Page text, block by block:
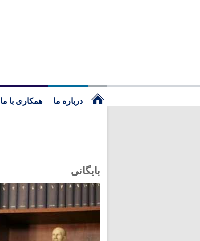
درباره ما همکاری با ما
بایگانی